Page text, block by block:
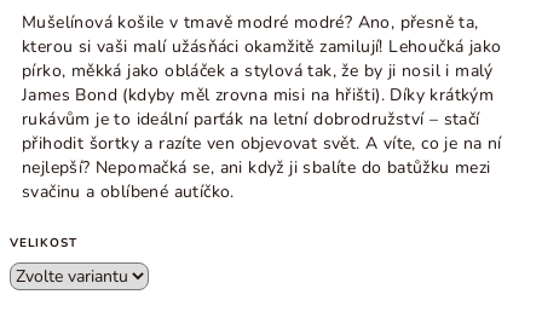
Mušelínová košile v tmavě modré modré? Ano, přesně ta,
kterou si vaši malí užásňáci okamžitě zamilují! Lehoučká jako
pírko, měkká jako obláček a stylová tak, že by ji nosil i malý
James Bond (kdyby měl zrovna misi na hřišti). Díky krátkým
rukávům je to ideální parťák na letní dobrodružství – stačí
přihodit šortky a razíte ven objevovat svět. A víte, co je na ní
nejlepší? Nepomačká se, ani když ji sbalíte do batůžku mezi
svačinu a oblíbené autíčko.
VELIKOST